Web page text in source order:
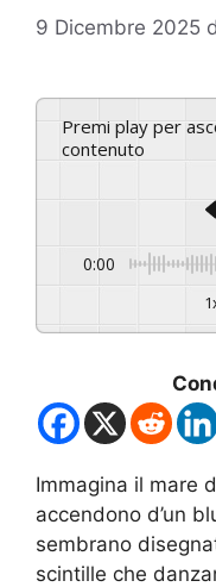
9 Dicembre 2025
Premi play per ascoltare questo
contenuto
0:00
Immagina il mare
accendono d’un
sembrano
scintille che